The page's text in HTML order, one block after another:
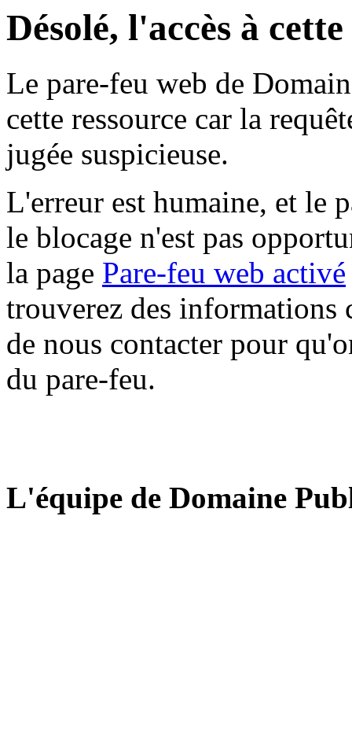
Désolé, l'accès à
Le pare-feu web de
cette ressource car la
jugée suspicieuse.
L'erreur est humaine, et le
le blocage n'est pas
la page Pare-feu web activé
trouverez des informations
de nous contacter pour
du pare-feu.
L'équipe de Domaine